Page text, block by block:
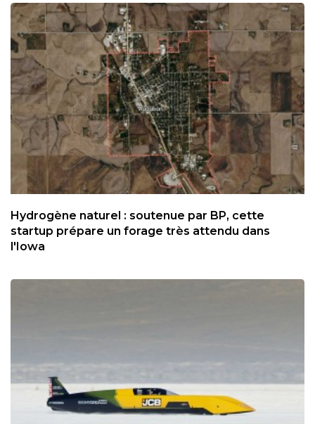
Hydrogène naturel : soutenue par BP, cette
startup prépare un forage très attendu dans
l'Iowa